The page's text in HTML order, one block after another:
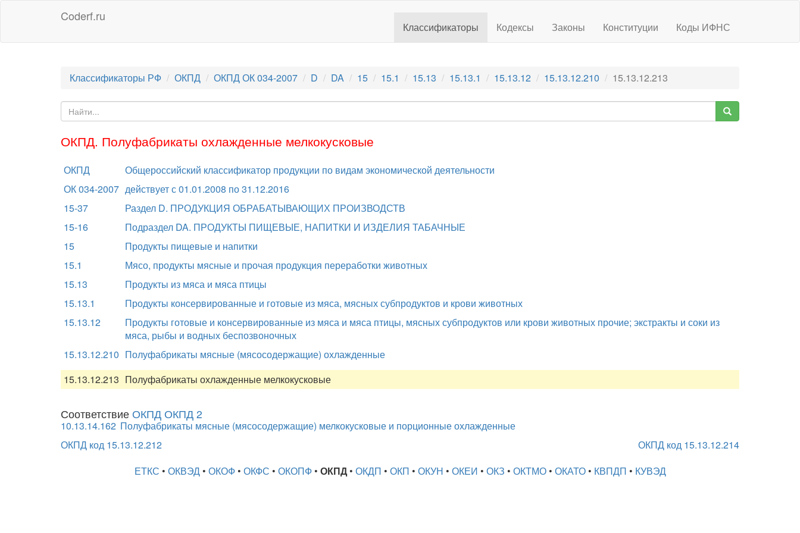
Coderf.ru
Классификаторы Кодексы Законы Конституции Коды ИФНС
Классификаторы РФ ОКПД ОКПД ОК 034-2007 D DA 15 15.1 15.13 15.13.1 15.13.12 15.13.12.210 15.13.12.213
ОКПД. Полуфабрикаты охлажденные мелкокусковые
ОКПД
Общероссийский классификатор продукции по видам экономической деятельности
ОК 034-2007 действует с 01.01.2008 по 31.12.2016
15-37
Раздел D. ПРОДУКЦИЯ ОБРАБАТЫВАЮЩИХ ПРОИЗВОДСТВ
15-16
Подраздел DA. ПРОДУКТЫ ПИЩЕВЫЕ, НАПИТКИ И ИЗДЕЛИЯ ТАБАЧНЫЕ
15
Продукты пищевые и напитки
15.1
Мясо, продукты мясные и прочая продукция переработки животных
15.13
Продукты из мяса и мяса птицы
15.13.1
Продукты консервированные и готовые из мяса, мясных субпродуктов и крови животных
15.13.12
Продукты готовые и консервированные из мяса и мяса птицы, мясных субпродуктов или крови животных прочие; экстракты и соки из
мяса, рыбы и водных беспозвоночных
15.13.12.210 Полуфабрикаты мясные (мясосодержащие) охлажденные
15.13.12.213 Полуфабрикаты охлажденные мелкокусковые
Соответствие ОКПД ОКПД 2
10.13.14.162 Полуфабрикаты мясные (мясосодержащие) мелкокусковые и порционные охлажденные
ОКПД код 15.13.12.212
ОКПД код 15.13.12.214
ЕТКС • ОКВЭД• ОКОФ• ОКФС • ОКОПФ• ОКПД• ОКДП • ОКП • ОКУН • ОКЕИ • ОКЗ • ОКТМО• ОКАТО• КВПДП • КУВЭД